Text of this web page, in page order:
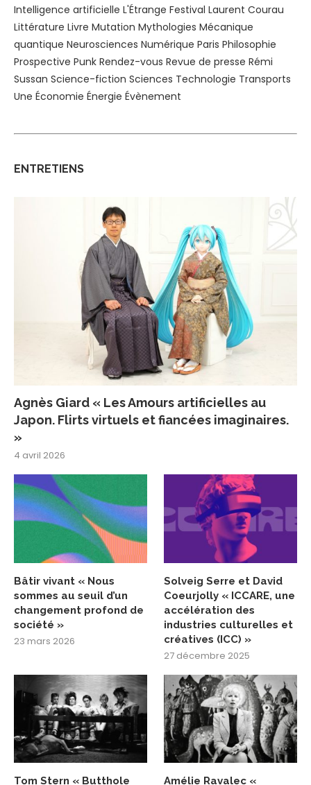
Intelligence artificielle L'Étrange Festival Laurent Courau
Littérature Livre Mutation Mythologies Mécanique
quantique Neurosciences Numérique Paris Philosophie
Prospective Punk Rendez-vous Revue de presse Rémi
Sussan Science-fiction Sciences Technologie Transports
Une Économie Énergie Évènement
ENTRETIENS
Agnès Giard « Les Amours artificielles au
Japon. Flirts virtuels et fiancées imaginaires.
»
4 avril 2026
Bâtir vivant « Nous
sommes au seuil d’un
changement profond de
société »
23 mars 2026
Solveig Serre et David
Coeurjolly « ICCARE, une
accélération des
industries culturelles et
créatives (ICC) »
27 décembre 2025
Tom Stern « Butthole Amélie Ravalec «